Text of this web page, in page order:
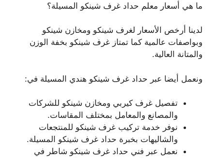
ما هي أسعار معلم حداد غرف شينكو المسيلة؟
لدينا أرخص الأسعار لغرف شينكو ومخازن شينكو
وبواصفات عالمية كما تمتاز غرف شينكو بخفة الوزن
والمتانة العالية.
ونعمل أيضا عبر حداد غرف شينكو هندي المسيلة في:
تفصيل غرف كيربي ومخازن شينكو للشركات
والمصانع والمعامل بمختلف المقاسات.
نوفر خدمة تركيب غرف شينكو للمنتجعات
والشاليهات بخبرة حداد غرف شينكو المسيلة.
نعمل عبر فني حداد غرف شينكو شاطر في